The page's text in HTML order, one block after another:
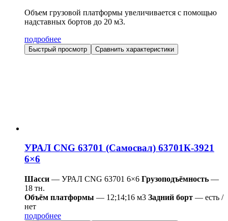
Объем грузовой платформы увеличивается с помощью
надставных бортов до 20 м3.
подробнее
Быстрый просмотр Сравнить характеристики
УРАЛ CNG 63701 (Самосвал) 63701К-3921
6×6
Шасси — УРАЛ CNG 63701 6×6 Грузоподъёмность —
18 тн.
Объём платформы — 12;14;16 м3 Задний борт — есть /
нет
подробнее